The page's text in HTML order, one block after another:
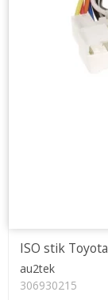
ISO stik
au2tek
306930215